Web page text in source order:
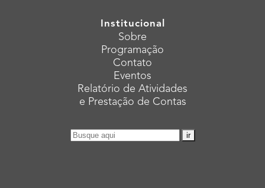
Institucional
Sobre
Programação
Contato
Eventos
Relatório de Atividades
e Prestação de Contas